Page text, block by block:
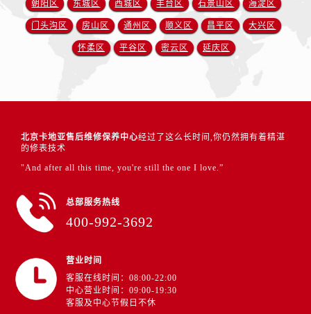
朝阳区 东城区 西城区 丰台区 石景山区 海淀区
门头沟区 房山区 通州区 顺义区 昌平区 大兴区
怀柔区 平谷区 密云区 延庆区
北京卡地亚售后维修保养中心经过了这么长时间,你仍然拥有着精湛
的修表技术
"And after all this time, you're still the one I love.”
总部服务热线
400-992-3692
营业时间
客服在线时间：08:00-22:00
中心营业时间：09:00-19:30
客服及中心节假日不休